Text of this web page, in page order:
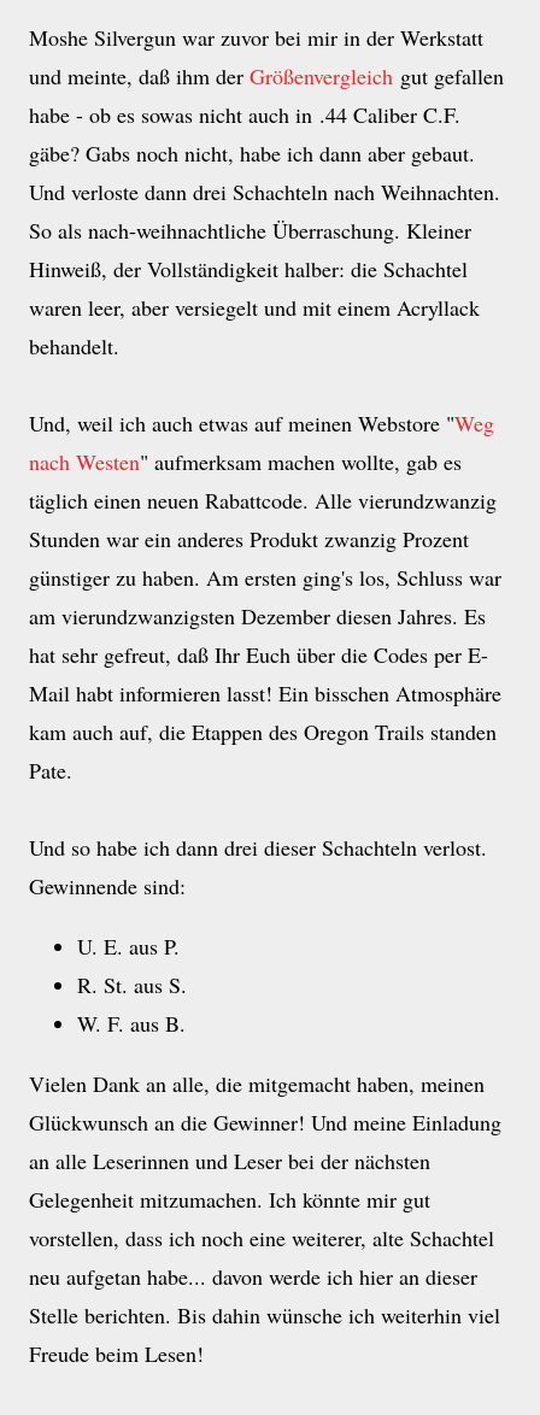
Moshe Silvergun war zuvor bei mir in der Werkstatt
und meinte, daß ihm der Größenvergleich gut gefallen
habe - ob es sowas nicht auch in .44 Caliber C.F.
gäbe? Gabs noch nicht, habe ich dann aber gebaut.
Und verloste dann drei Schachteln nach Weihnachten.
So als nach-weihnachtliche Überraschung. Kleiner
Hinweiß, der Vollständigkeit halber: die Schachtel
waren leer, aber versiegelt und mit einem Acryllack
behandelt.
Und, weil ich auch etwas auf meinen Webstore "Weg
nach Westen" aufmerksam machen wollte, gab es
täglich einen neuen Rabattcode. Alle vierundzwanzig
Stunden war ein anderes Produkt zwanzig Prozent
günstiger zu haben. Am ersten ging's los, Schluss war
am vierundzwanzigsten Dezember diesen Jahres. Es
hat sehr gefreut, daß Ihr Euch über die Codes per E-
Mail habt informieren lasst! Ein bisschen Atmosphäre
kam auch auf, die Etappen des Oregon Trails standen
Pate.
Und so habe ich dann drei dieser Schachteln verlost.
Gewinnende sind:
U. E. aus P.
R. St. aus S.
W. F. aus B.
Vielen Dank an alle, die mitgemacht haben, meinen
Glückwunsch an die Gewinner! Und meine Einladung
an alle Leserinnen und Leser bei der nächsten
Gelegenheit mitzumachen. Ich könnte mir gut
vorstellen, dass ich noch eine weiterer, alte Schachtel
neu aufgetan habe... davon werde ich hier an dieser
Stelle berichten. Bis dahin wünsche ich weiterhin viel
Freude beim Lesen!